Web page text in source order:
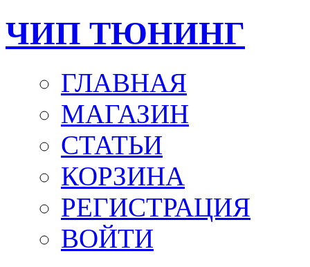
ЧИП ТЮНИНГ
ГЛАВНАЯ
МАГАЗИН
СТАТЬИ
КОРЗИНА
РЕГИСТРАЦИЯ
ВОЙТИ